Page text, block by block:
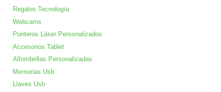
Regalos Tecnología
Webcams
Punteros Láser Personalizados
Accesorios Tablet
Alfombrillas Personalizadas
Memorias Usb
Llaves Usb